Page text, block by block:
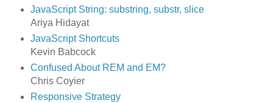
JavaScript String: substring, substr, slice
Ariya Hidayat
JavaScript Shortcuts
Kevin Babcock
Confused About REM and EM?
Chris Coyier
Responsive Strategy